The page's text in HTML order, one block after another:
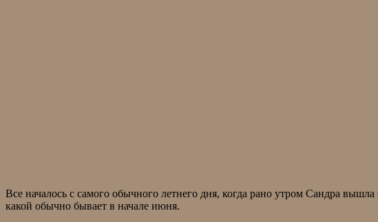
Все началось с самого обычного летнего дня, когда рано утром Сандра
какой обычно бывает в начале июня.